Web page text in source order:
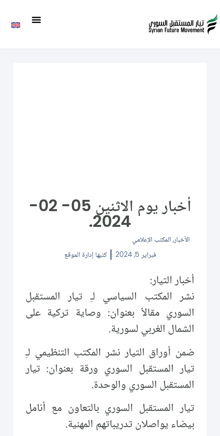
أخبار يوم الاثنين 05- 02-
2024.
الأخبار, المكتب الإعلامي
فبراير 5, 2024
كتبها إدارة الموقع
أخبار التيار:
نشر المكتب السياسي لـِ تيار المستقبل
السوري مقالاً بعنوان: وصاية تركية على
الشمال الغربي لسورية.
ضمن أوراق التيار نشر المكتب التنظيمي لـِ
تيار المستقبل السوري ورقة بعنوان: تيار
المستقبل السوري والوحدة.
تيار المستقبل السوري بالتعاون مع أنامل
بيضاء يواصلان تدريباتهم المهنية.